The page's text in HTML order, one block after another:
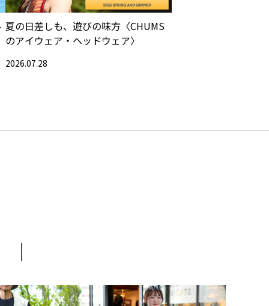
夏の日差しも、遊びの味方〈CHUMS
のアイウェア・ヘッドウェア〉
2026.07.28